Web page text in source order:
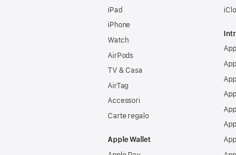
iPad
iPhone
Watch
AirPods
TV & Casa
AirTag
Accessori
Carte regalo
Apple Wallet